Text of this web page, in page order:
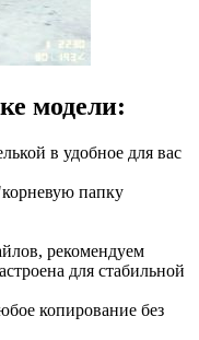
модели:
в удобное для вас
папку
рекомендуем
для стабильной
копирование без